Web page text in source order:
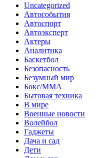
Uncategorized
Автособытия
Автоспорт
Автоэксперт
Актеры
Аналитика
Баскетбол
Безопасность
Безумный мир
Бокс/MMA
Бытовая техника
В мире
Военные новости
Волейбол
Гаджеты
Дача и сад
Дети